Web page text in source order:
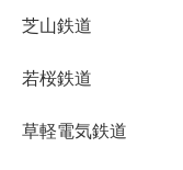
芝山鉄道
若桜鉄道
草軽電気鉄道